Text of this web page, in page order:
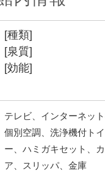
[種類]
[泉質]
[効能]
テレビ、インターネッ
個別空調、洗浄機付ト
ー、ハミガキセット、
ア、スリッパ、金庫